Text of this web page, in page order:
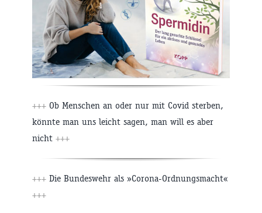
+++ Ob Menschen an oder nur mit Covid sterben,
könnte man uns leicht sagen, man will es aber
nicht +++
+++ Die Bundeswehr als »Corona-Ordnungsmacht«
+++